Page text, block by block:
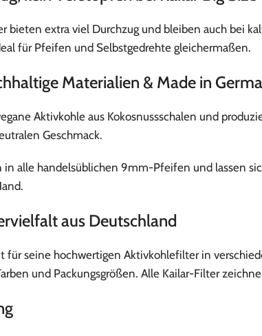
bieten extra viel Durchzug und bleiben auch bei
für Pfeifen und Selbstgedrehte gleichermaßen.
Materialien & Made in
Aktivkohle aus Kokosnussschalen und
Geschmack.
in alle handelsüblichen 9mm-Pfeifen und lassen
aus Deutschland
für seine hochwertigen Aktivkohlefilter in
und Packungsgrößen. Alle Kailar-Filter